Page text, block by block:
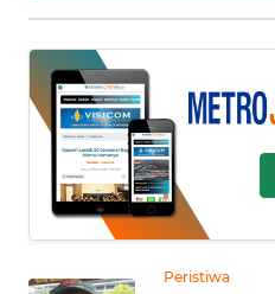
Peristiwa
UTAMA
SERBA-
SERBI
PERISTIWA
TOKOH